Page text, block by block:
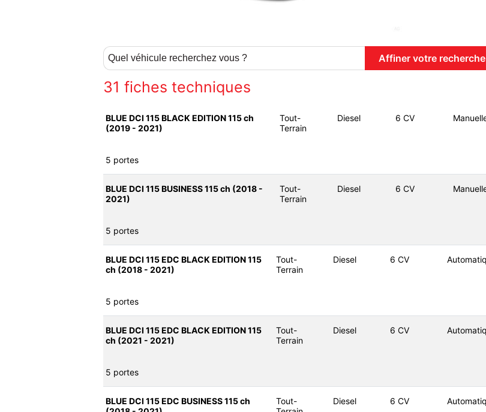
31 fiches techniques
BLUE DCI 115 BLACK EDITION 115 ch
(2019 - 2021)
Tout-
Terrain
Diesel 6 CV
5 portes
BLUE DCI 115 BUSINESS 115 ch (2018 -
2021)
Tout-
Terrain
Diesel 6 CV
5 portes
BLUE DCI 115 EDC BLACK EDITION 115
ch (2018 - 2021)
Tout-
Terrain
Diesel 6 CV
5 portes
BLUE DCI 115 EDC BLACK EDITION 115
ch (2021 - 2021)
Tout-
Terrain
Diesel 6 CV
5 portes
BLUE DCI 115 EDC BUSINESS 115 ch
Tout-
Diesel 6 CV